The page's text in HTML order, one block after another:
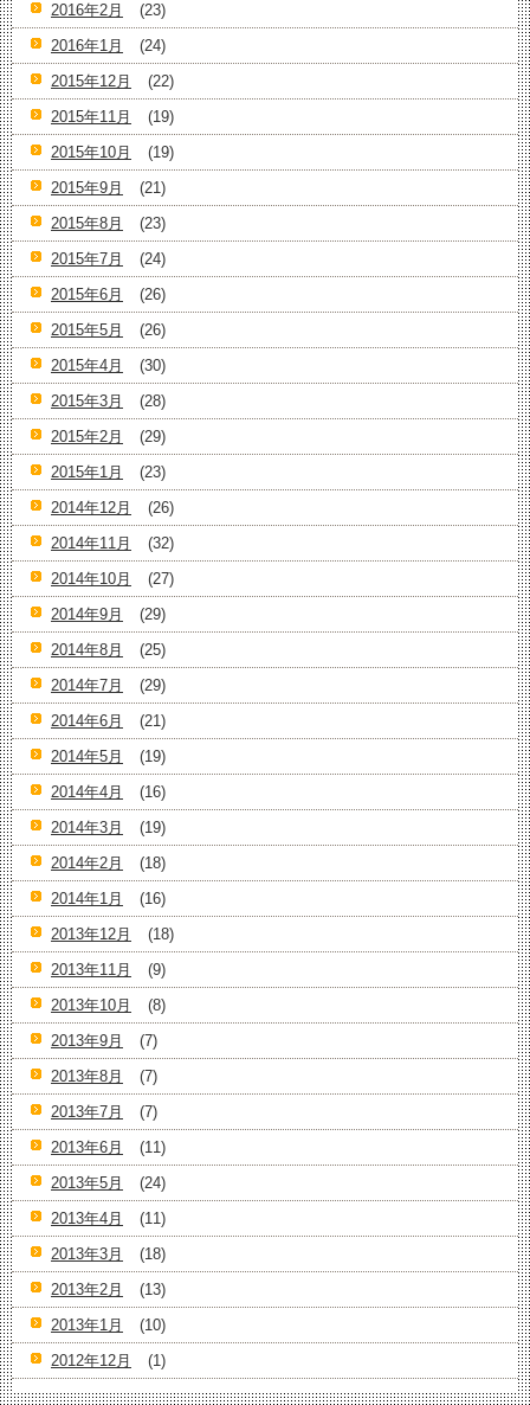
2016年2月
(23)
2016年1月
(24)
2015年12月
(22)
2015年11月
(19)
2015年10月
(19)
2015年9月
(21)
2015年8月
(23)
2015年7月
(24)
2015年6月
(26)
2015年5月
(26)
2015年4月
(30)
2015年3月
(28)
2015年2月
(29)
2015年1月
(23)
2014年12月
(26)
2014年11月
(32)
2014年10月
(27)
2014年9月
(29)
2014年8月
(25)
2014年7月
(29)
2014年6月
(21)
2014年5月
(19)
2014年4月
(16)
2014年3月
(19)
2014年2月
(18)
2014年1月
(16)
2013年12月
(18)
2013年11月
(9)
2013年10月
(8)
2013年9月
(7)
2013年8月
(7)
2013年7月
(7)
2013年6月
(11)
2013年5月
(24)
2013年4月
(11)
2013年3月
(18)
2013年2月
(13)
2013年1月
(10)
2012年12月
(1)